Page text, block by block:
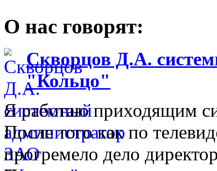
О нас говорят:
Скворцов Д.А.
"Кольцо"
Я работаю приходящим
После того как по
прогремело дело